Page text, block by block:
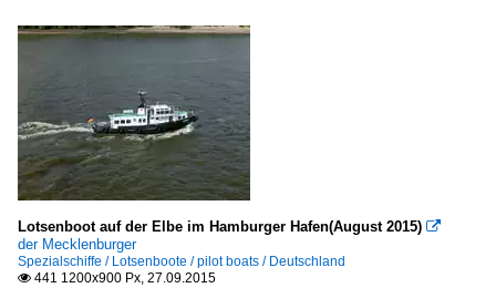
Lotsenboot auf der Elbe im Hamburger Hafen(August 2015) 
der Mecklenburger
Spezialschiffe / Lotsenboote / pilot boats / Deutschland
 441 1200x900 Px, 27.09.2015